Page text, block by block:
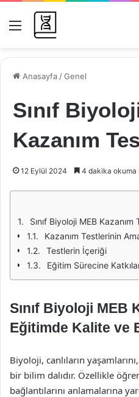
Menü
Anasayfa /Genel
Sınıf
Kazanım
12 Eylül 2024 4 dakika okuma
Sınıf Biyoloji MEB Kazanım
Kazanım Testlerinin
Testlerin İçeriği
Eğitim Sürecine
Sınıf Biyoloji MEB
Eğitimde Kalite ve
Biyoloji, canlıların
bir bilim dalıdır. Özellikle
bağlantılarını anlamalarına